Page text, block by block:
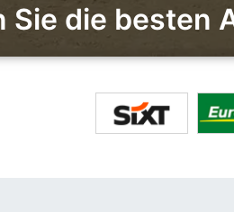
Sie die besten